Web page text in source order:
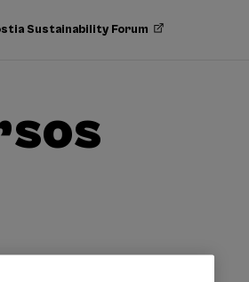
Sustainability Forum